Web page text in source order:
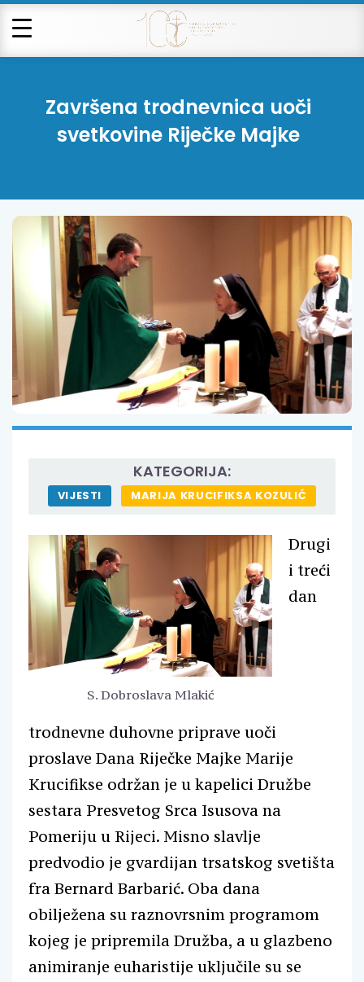
Završena trodnevnica uoči
svetkovine Riječke Majke
KATEGORIJA:
VIJESTI MARIJA KRUCIFIKSA KOZULIĆ
S. Dobroslava Mlakić
Drugi
i treći
dan
trodnevne duhovne priprave uoči
proslave Dana Riječke Majke Marije
Krucifikse održan je u kapelici Družbe
sestara Presvetog Srca Isusova na
Pomeriju u Rijeci. Misno slavlje
predvodio je gvardijan trsatskog svetišta
fra Bernard Barbarić. Oba dana
obilježena su raznovrsnim programom
kojeg je pripremila Družba, a u glazbeno
animiranje euharistije uključile su se